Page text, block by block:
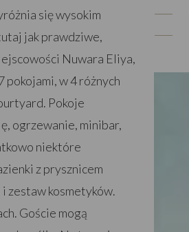
się wysokim
jak prawdziwe,
Nuwara Eliya,
pokojami, w 4 różnych
Pokoje
ogrzewanie, minibar,
niektóre
z prysznicem
zestaw kosmetyków.
Goście mogą